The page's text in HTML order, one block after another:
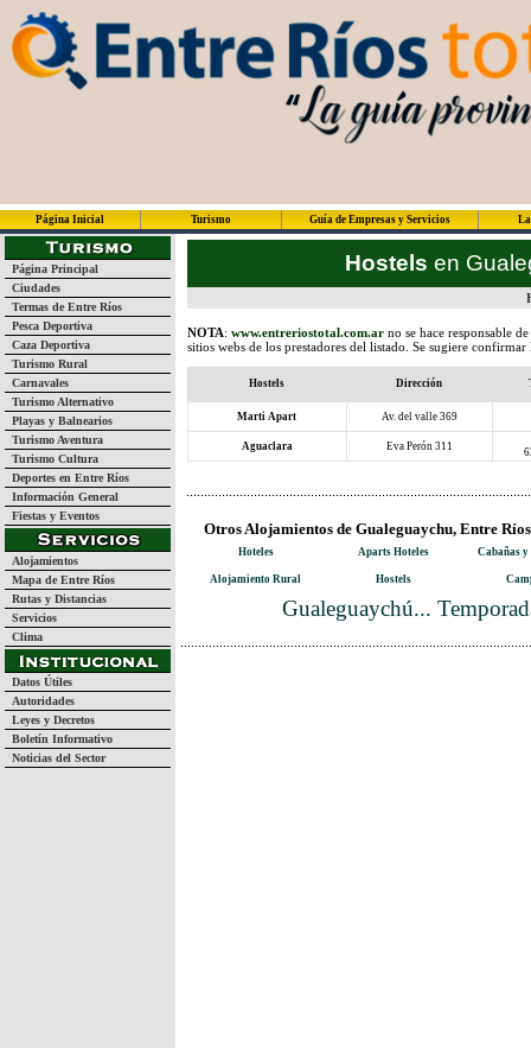
Página Inicial Turismo Guía de Empresas y Servicios
Página Principal
Ciudades
Termas de Entre Ríos
Pesca Deportiva
Caza Deportiva
Turismo Rural
Carnavales
Turismo Alternativo
Playas y Balnearios
Turismo Aventura
Turismo Cultura
Deportes en Entre Ríos
Información General
Fiestas y Eventos
Alojamientos
Mapa de Entre Ríos
Rutas y Distancias
Servicios
Clima
Datos Útiles
Autoridades
Leyes y Decretos
Boletín Informativo
Noticias del Sector
Hostels en
NOTA: www.entreriostotal.com.arno se hace responsable
sitios webs de los prestadores del listado. Se sugiere confirmar
Hostels Dirección
Marti Apart Av. del valle 369
Aguaclara Eva Perón 311
Otros Alojamientos de Gualeguaychu, Entre Ríos
Hoteles Aparts Hoteles Cabañas
Alojamiento Rural Hostels
Gualeguaychú...